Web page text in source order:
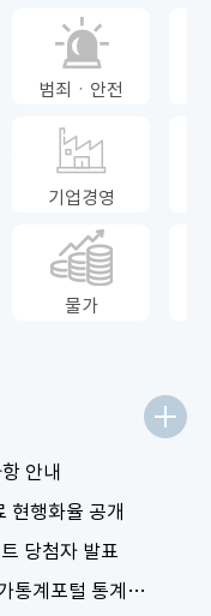
범죄ㆍ안전
기업경영
물가
안내
현행화율 공개
당첨자 발표
인공지능(AI) 기반 이용자 맞춤형 국가통계포털 통계표 생성 시범 서비스 안내